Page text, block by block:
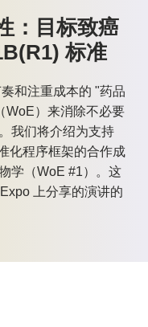
：目标致癌
标准
和注重成本的 "药品
WoE）来消除不必要
我们将介绍为支持
化程序框架的合作成
学（WoE #1）。这
上分享的演讲的